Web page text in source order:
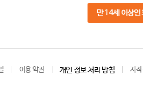
만 14세 이상인
이용 약관 개인 정보 처리 방침 저